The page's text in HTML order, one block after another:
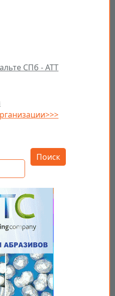
СПб - ATT